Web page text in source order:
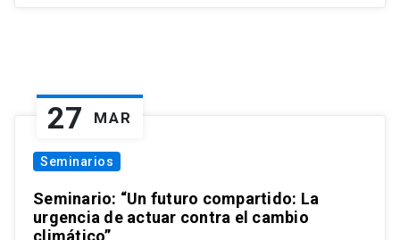
27 MAR
Seminarios
Seminario: “Un futuro compartido: La
urgencia de actuar contra el cambio
climático”